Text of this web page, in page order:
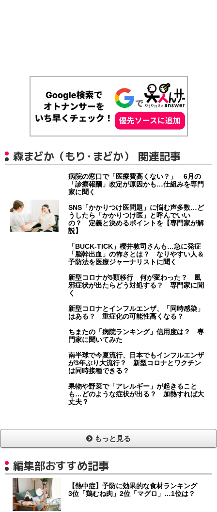
森まどか（もり・まどか） 関連記事
病院の窓口で「医療費高くない？」 6月の
「診療報酬」改定が原因かも…仕組みを専門
家に聞く
SNS「かかりつけ医問題」に悩む声多数…ど
うしたら「かかりつけ医」と呼んでいい
の？ 定義と決めるポイントを【専門家が解
説】
「BUCK‐TICK」櫻井敦司さんも…急に発症
「脳幹出血」の怖さとは？ なりやすい人＆
予防法を医療ジャーナリストに聞く
新型コロナが5類移行 何が変わった？ 風
邪症状が出たらどう対処する？ 専門家に聞
く
新型コロナとインフルエンザ、「同時感染」
はある？ 重症化の可能性高くなる？
ちまたの「病院ランキング」信用度は？ 専
門家に聞いてみた
南半球で今夏流行、日本でもインフルエンザ
が3年ぶり大流行？ 新型コロナとワクチン
は同時接種できる？
果物や野菜で「アレルギー」が起きること
も…どのような症状が出る？ 加熱すれば大
丈夫？
もっと見る
編集部おすすめ記事
【熱中症】予防に効果的な食材ランキング
3位「鶏むね肉」2位「マグロ」…1位は？